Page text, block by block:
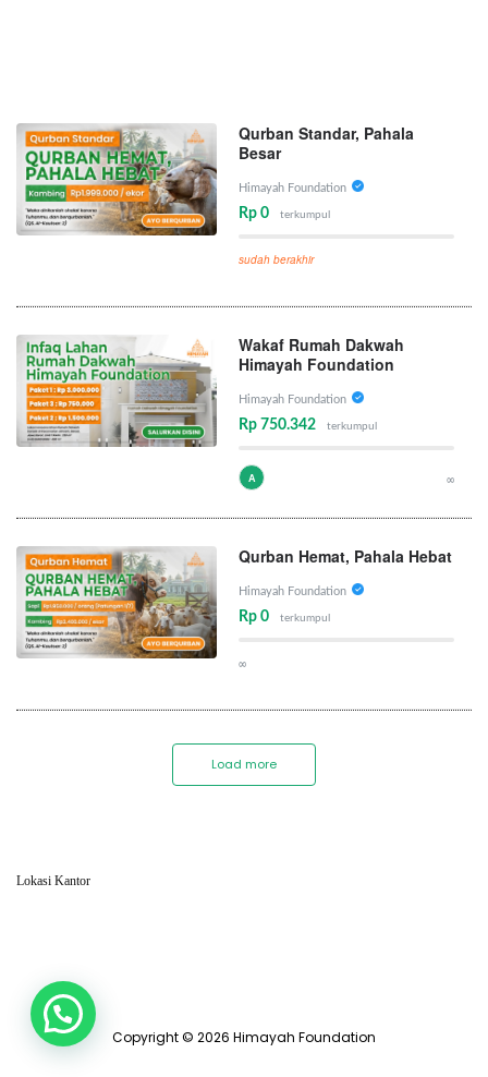
Qurban Standar, Pahala
Besar
Himayah Foundation
Rp 0 terkumpul
sudah berakhir
Wakaf Rumah Dakwah
Himayah Foundation
Himayah Foundation
Rp 750.342 terkumpul
A ∞
Qurban Hemat, Pahala Hebat
Himayah Foundation
Rp 0 terkumpul
∞
Load more
Lokasi Kantor
Copyright © 2026 Himayah Foundation